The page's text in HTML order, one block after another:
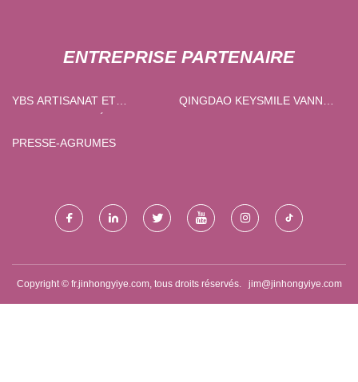
ENTREPRISE PARTENAIRE
YBS ARTISANAT ET
QINGDAO KEYSMILE VANNES
PRESSE-AGRUMES
Copyright © fr.jinhongyiye.com, tous droits réservés. jim@jinhongyiye.com